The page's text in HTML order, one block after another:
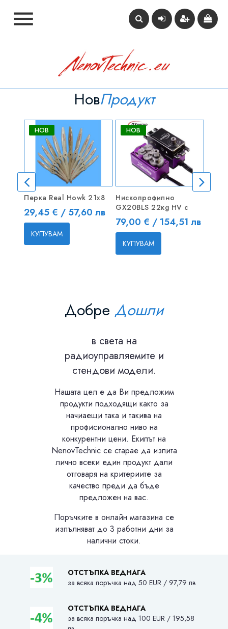

НовПродукт
НОВ
Перка Real Howk 21x8
Цена
29,45 € / 57,60 лв
КУПУВАМ
НОВ
Нископрофилно
GX20BLS 22кg HV с
Цена
79,00 € / 154,51 лв
КУПУВАМ
Добре Дошли
в света на
радиоуправляемите и
стендови модели.
Нашата цел е да Ви предложим
продукти подходящи както за
начиаещи така и такива на
профисионално ниво на
конкурентни цени. Екипът на
NenovTechnic се старае да изпита
лично всеки един продукт дали
отговаря на критериите за
качество преди да бъде
предложен на вас.
Поръчките в онлайн магазина се
изпълняват до 3 работни дни за
налични стоки.
ОТСТЪПКА ВЕДНАГА
за всяка поръчка над 50 EUR / 97,79 лв
ОТСТЪПКА ВЕДНАГА
за всяка поръчка над 100 EUR / 195,58